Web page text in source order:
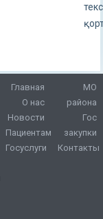
Главная
О нас
Новости
Пациентам
Госуслуги
МО
района
Гос
закупки
Контакты